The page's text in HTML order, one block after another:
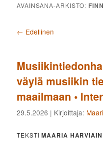
AVAINSANA-ARKISTO:
Artikkelien selaus
← Edellinen
väylä musiikin
maailmaan •
29.5.2026 | Kirjoittaja:
TEKSTIMAARIA